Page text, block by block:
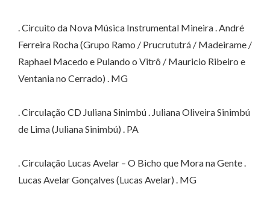
. Circuito da Nova Música Instrumental Mineira . André
Ferreira Rocha (Grupo Ramo / Prucrututrá / Madeirame /
Raphael Macedo e Pulando o Vitrô / Mauricio Ribeiro e
Ventania no Cerrado) . MG
. Circulação CD Juliana Sinimbú . Juliana Oliveira Sinimbú
de Lima (Juliana Sinimbú) . PA
. Circulação Lucas Avelar – O Bicho que Mora na Gente .
Lucas Avelar Gonçalves (Lucas Avelar) . MG